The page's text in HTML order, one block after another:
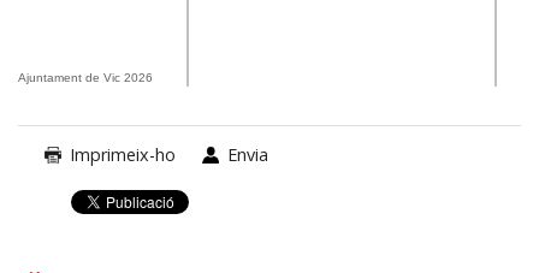
Ajuntament de Vic 2026
Imprimeix-ho Envia